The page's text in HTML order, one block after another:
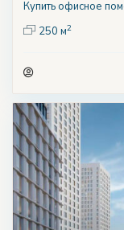
Купить офисное
250 м2